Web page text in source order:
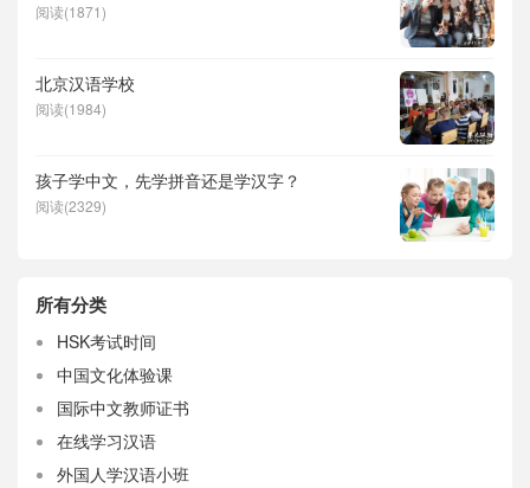
阅读(1871)
北京汉语学校
阅读(1984)
孩子学中文，先学拼音还是学汉字？
阅读(2329)
所有分类
HSK考试时间
中国文化体验课
国际中文教师证书
在线学习汉语
外国人学汉语小班